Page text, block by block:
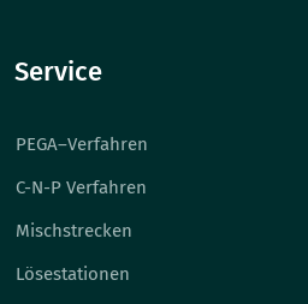
Service
PEGA–Verfahren
C-N-P Verfahren
Mischstrecken
Lösestationen